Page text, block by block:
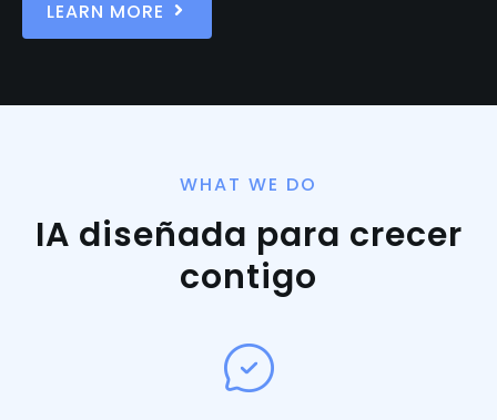
LEARN MORE
WHAT WE DO
IA diseñada para crecer
contigo